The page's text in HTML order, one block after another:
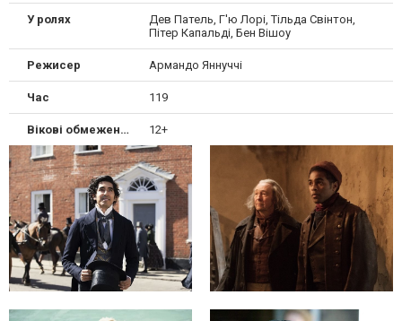
У ролях
Дев Патель, Г'ю Лорі, Тільда Свінтон,
Пітер Капальді, Бен Вішоу
Режисер Армандо Яннуччі
Час 119
Вікові обмеження 12+